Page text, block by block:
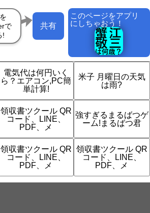
このページをアプリ
にしちゃおう！
共有
電気代は何円いく
ら？エアコン,PC簡
単計算!
米子 月曜日の天気
は雨?
領収書ツクール QR
コード、LINE、
PDF、メ
強すぎるまるばつゲ
ーム!まるばつ君
領収書ツクール QR
コード、LINE、
PDF、メ
領収書ツクール QR
コード、LINE、
PDF、メ